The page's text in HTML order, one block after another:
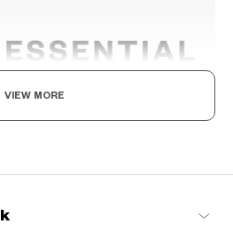
Kegembiraan dalam
VIEW MORE